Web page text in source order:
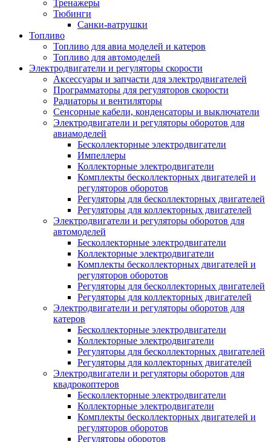
Тренажеры
Тюбинги
Санки-ватрушки
Топливо
Топливо для авиа моделей и катеров
Топливо для автомоделей
Электродвигатели и регуляторы скорости
Аксессуары и запчасти для электродвигателей
Программаторы для регуляторов скорости
Радиаторы и вентиляторы
Сенсорные кабели, конденсаторы и выключатели
Электродвигатели и регуляторы оборотов для
авиамоделей
Бесколлекторные электродвигатели
Импеллеры
Коллекторные электродвигатели
Комплекты бесколлекторных двигателей и
регуляторов оборотов
Регуляторы для бесколлекторных двигателей
Регуляторы для коллекторных двигателей
Электродвигатели и регуляторы оборотов для
автомоделей
Бесколлекторные электродвигатели
Коллекторные электродвигатели
Комплекты бесколлекторных двигателей и
регуляторов оборотов
Регуляторы для бесколлекторных двигателей
Регуляторы для коллекторных двигателей
Электродвигатели и регуляторы оборотов для
катеров
Бесколлекторные электродвигатели
Коллекторные электродвигатели
Регуляторы для бесколлекторных двигателей
Регуляторы для коллекторных двигателей
Электродвигатели и регуляторы оборотов для
квадрокоптеров
Бесколлекторные электродвигатели
Коллекторные электродвигатели
Комплекты бесколлекторных двигателей и
регуляторов оборотов
Регуляторы оборотов